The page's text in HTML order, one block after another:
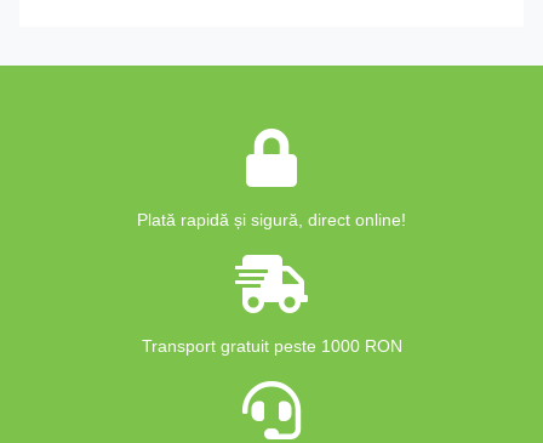
Plată rapidă și sigură, direct online!
Transport gratuit peste 1000 RON